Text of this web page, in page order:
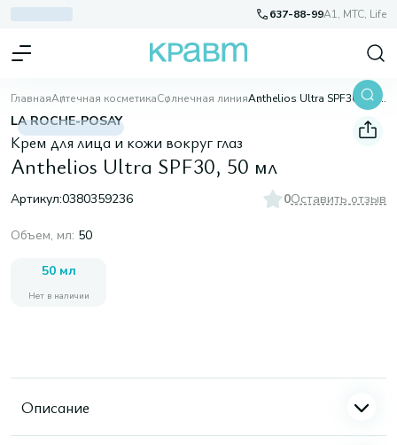
637-88-99A1, МТС, Life
ГлавнаяАптечная косметикаСолнечная линия Anthelios Ultrа SPF30, 50 мл
LA ROCHE-POSAY
Крем для лица и кожи вокруг глаз
Anthelios Ultrа SPF30, 50 мл
Артикул:0380359236 0Оставить отзыв
Объем, мл: 50
50 мл
Нет в наличии
Описание